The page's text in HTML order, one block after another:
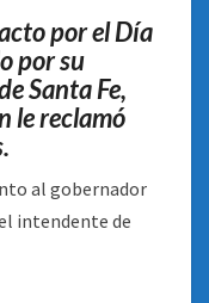
por el Día
por su
Santa Fe,
le reclamó